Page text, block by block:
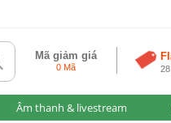
Mã giảm giá
0 Mã
Âm thanh & livestream